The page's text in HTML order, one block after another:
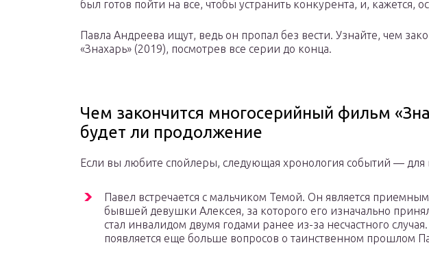
был готов пойти на все, чтобы устранить конкурента, и, кажется,
Павла Андреева ищут, ведь он пропал без вести. Узнайте, чем
«Знахарь» (2019), посмотрев все серии до конца.
Чем закончится многосерийный фильм
будет ли продолжение
Если вы любите спойлеры, следующая хронология событий — для
Павел встречается с мальчиком Темой. Он является
бывшей девушки Алексея, за которого его изначально
стал инвалидом двумя годами ранее из-за несчастного
появляется еще больше вопросов о таинственном прошлом